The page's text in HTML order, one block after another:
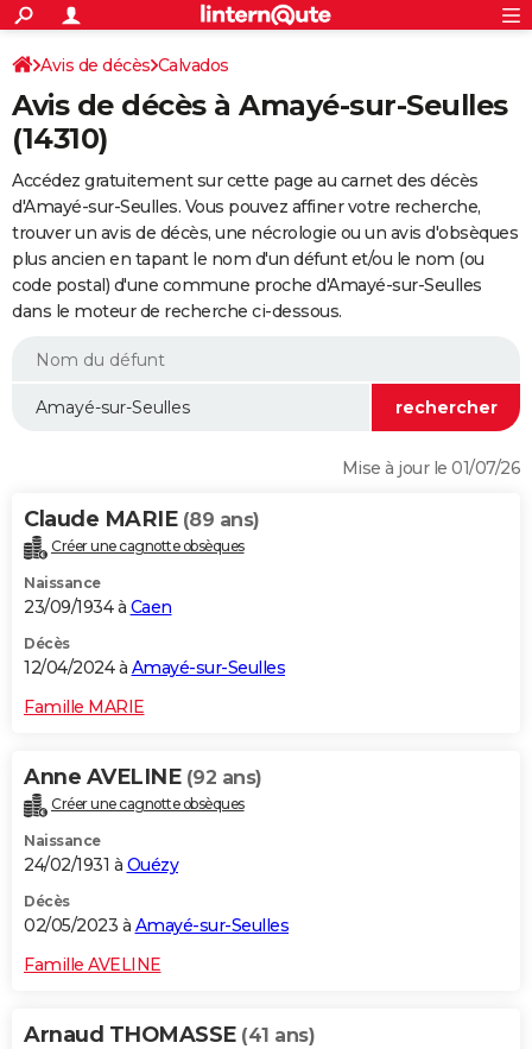
ACTUALITÉS
Politique
Société
Faits Divers
Education
Monde
Villes
+
SPORT
Coupe du monde 2026
Football
Tennis
Cyclisme
Rugby
Forum
FINANCE
Retraite
Impôts
Epargne
Immobilier
Risques naturels par ville
Banque
Assurance
Crédit
Essais
Réserver un essai
Citadines
Berlines
SUV
Forum auto
+
HIGH-TECH
Mobiles
Meilleur smartphone
Internet
Ordinateurs
Jeux vidéo
Guide high-tech
+
BRICOLAGE
Forum
Aménagement intérieur
Extérieur
Cuisine
Salle de bains
Jardinage
Rangement
WEEK-END
Guides de France
Escapades
Patrimoine
Expositions
Musées
Week-end nature
LIFESTYLE
Alimentation
Guide de la santé
Maladies
Médicaments
Sommeil
VOYAGE
Destinations
City break
Voyage nature
Voyage de noces
Forum
Climat
+PHOTO
GUIDES D'ACHAT
BONS PLANS
CARTE DE VOEUX
Dictionnaire
Biographies
Citations
Expressions
Proverbes
PROGRAMME TV
COPAINS D'AVANT
S'inscrire
Se connecter
Lycées
Collèges
Primaires
Universités
Entreprises
Service militaire
Avis de recherche
AVIS DE DÉCÈS
Avis de décès Calvados
Avis de décès à Amayé-sur-Seulles
(14310)
Accédez gratuitement sur cette page au carnet des décès
d'Amayé-sur-Seulles. Vous pouvez affiner votre recherche,
trouver un avis de décès, une nécrologie ou un avis d'obsèques
plus ancien en tapant le nom d'un défunt et/ou le nom (ou
code postal) d'une commune proche d'Amayé-sur-Seulles
dans le moteur de recherche ci-dessous.
Mise à jour le 01/07/26
Claude MARIE (89 ans)
Créer une cagnotte obsèques
Naissance
23/09/1934 à Caen
Décès
12/04/2024 à Amayé-sur-Seulles
Famille MARIE
Anne AVELINE (92 ans)
Créer une cagnotte obsèques
Naissance
24/02/1931 à Ouézy
Décès
02/05/2023 à Amayé-sur-Seulles
Famille AVELINE
Arnaud THOMASSE (41 ans)